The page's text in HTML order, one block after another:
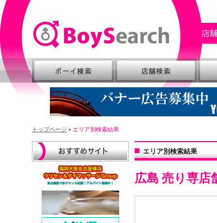
トップページ » エリア別検索結果
エリア別検索結果
広島 売り専店